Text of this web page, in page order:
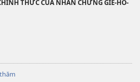
THỨC CỦA NHÂN CHỨNG GIÊ-HÔ-